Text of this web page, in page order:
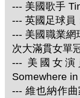
--- 美國歌手
--- 英國足球員
--- 美國職業
次大滿貫女單
--- 美國女演
Somewhere in
--- 維也納作